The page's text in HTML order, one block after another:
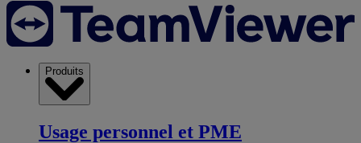
Produits
Usage personnel et PME